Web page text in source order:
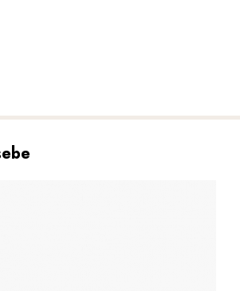
na zip
nastavitelný v rozmezí 81 - 141 cm